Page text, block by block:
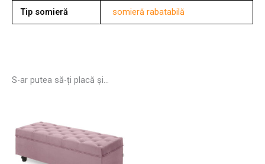
Tip somieră somieră rabatabilă
S-ar putea să-ți placă și…